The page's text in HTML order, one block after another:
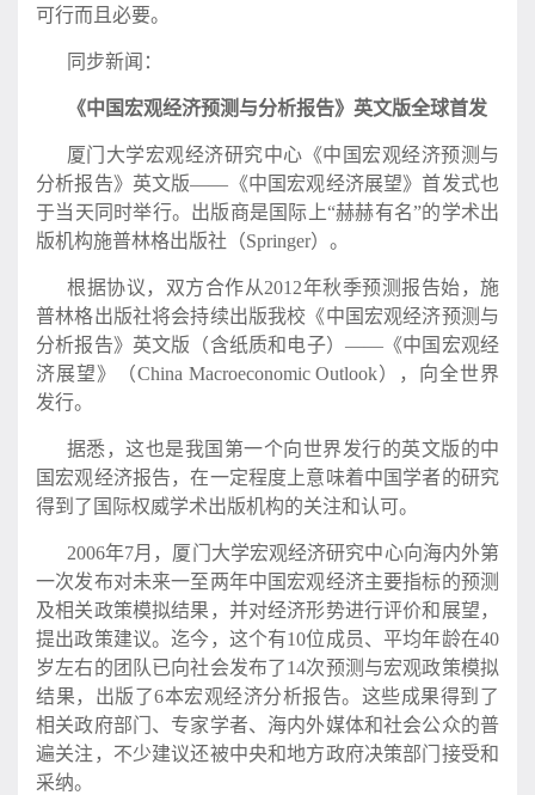
可行而且必要。
同步新闻：
《中国宏观经济预测与分析报告》英文版全球首发
厦门大学宏观经济研究中心《中国宏观经济预测与
分析报告》英文版——《中国宏观经济展望》首发式也
于当天同时举行。出版商是国际上“赫赫有名”的学术出
版机构施普林格出版社（Springer）。
根据协议，双方合作从2012年秋季预测报告始，施
普林格出版社将会持续出版我校《中国宏观经济预测与
分析报告》英文版（含纸质和电子）——《中国宏观经
济展望》（China Macroeconomic Outlook），向全世界
发行。
据悉，这也是我国第一个向世界发行的英文版的中
国宏观经济报告，在一定程度上意味着中国学者的研究
得到了国际权威学术出版机构的关注和认可。
2006年7月，厦门大学宏观经济研究中心向海内外第
一次发布对未来一至两年中国宏观经济主要指标的预测
及相关政策模拟结果，并对经济形势进行评价和展望，
提出政策建议。迄今，这个有10位成员、平均年龄在40
岁左右的团队已向社会发布了14次预测与宏观政策模拟
结果，出版了6本宏观经济分析报告。这些成果得到了
相关政府部门、专家学者、海内外媒体和社会公众的普
遍关注，不少建议还被中央和地方政府决策部门接受和
采纳。